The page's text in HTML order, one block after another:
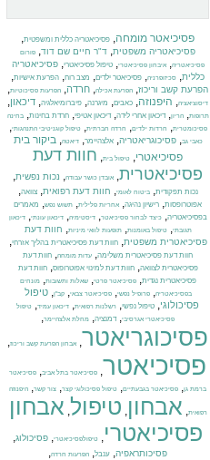
פסיכיאטר מומחה, פסיכיאטריה כללית ומשפטית,
פסיכיאטריה משפטית, ד"ר חיים שם דוד, פורום
פסיכיאטריה,איבחון פסיכיאטרי,טיפול פסיכיאטרי,פסיכיאטריה
כללית, סכיזופרניה, פסיכיאטר ילדים, מצב רוח, הפרעת אישיות,
הפרעת קשב וריכוז, הפרעת אכילה, חרדה, הפרעות פסיכוטיות,
דיסוציאציה, היפנוזה, כאבים, מיגרנה, פיברומיאלגיה, דיכאון,
תרופות,הריון,דיכאון אחרי לידה,דיכאון אטיפי,חרדת בחינות,בחינה
פסיכומטרית, חרדות ילדים, חרדה חברתית,טיפול קוגניטיבי התנהגותי,
כאבי גב,פסיכוגריאטריה,אלצהיימר,דיאטה,ביקור בית
פסיכיאטרי, טיפול בית, חוות דעת
פסיכיאטרית, אובדן כושר עבודה, נכות נפשית,
נכות תפקודית,ביטוח לאומי, חוות דעת רפואית,צוואה,
אפוטרופסות, רישיון נהיגה, אחריות פלילית, תשוש נפש, מאמרים
בפסיכיאטריה,כיצד לבחור פסיכיאטר,דיסטימיה,דיכאון עונתי,דיכאון
תגובתי,טיפול באומנות,תופעות לוואי מיניות, חוות דעת
פסיכיאטרית משפטית,חוות דעת פסיכיאטרית בהליך אזרחי,
חוות דעת פסיכיאטרית משלימה, עדות מומחה, חוות דעת
פסיכיאטרית לצוואה,חוות דעת למינוי אפוטרופוס,חוות דעת
פסיכיאטרית נגדית,פסיכיאטר פרטי,שאלות ותשובות,מונחים
בפסיכיאטריה,פרופיל נפשי,פסיכיאטר צבאי,קב"ן,טיפול
פסיכולוגי, טיפול נפשי, רשלנות רפואית, דיכאון עמיד, טיפול
פסיכיאטרי אגרסיבי,דמנציה, מחלת אלצהיימר,
פסיכוגריאטר, אבחון הפרעת קשב וריכוז,
פסיכיאטר, פסיכיאטר בתל אביב, פסיכיאטר
ברמת גן, פסיכיאטר בגבעתיים, טיפול פסיכולוגי קצר, צור קשר, היפנוזה
רפואית, אבחון, טיפול, אבחון
פסיכיאטרי, טיפולפסיכיאטרי, פסיכולוג,
פסיכותראפיה, ענבל, הפרעות חרדה,